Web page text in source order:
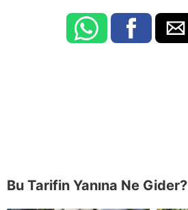
Bu Tarifin Yanına Ne Gider?